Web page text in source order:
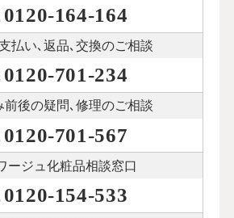
0120-164-164
払い､ 返品､交換のご相談
0120-701-234
前後の疑問､修理のご相談
0120-701-567
ージュ化粧品相談窓口
0120-154-533